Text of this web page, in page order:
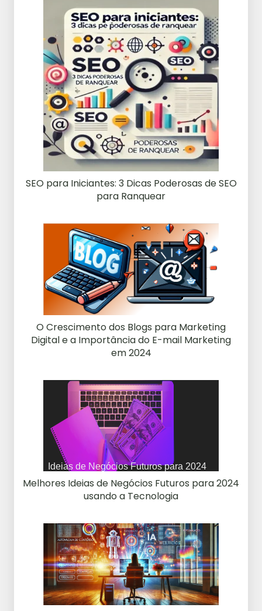
SEO para Iniciantes: 3 Dicas Poderosas de SEO
para Ranquear
O Crescimento dos Blogs para Marketing
Digital e a Importância do E-mail Marketing
em 2024
Melhores Ideias de Negócios Futuros para 2024
usando a Tecnologia